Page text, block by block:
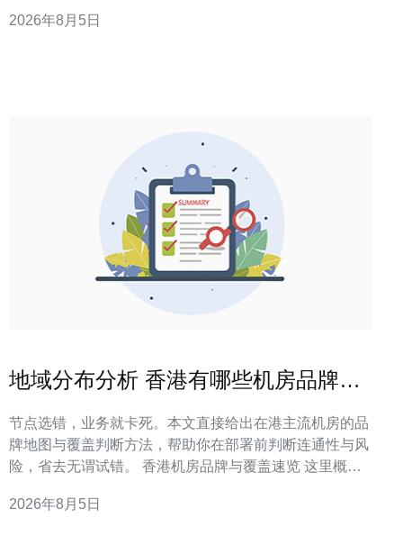
在于同时评估峰值吞吐、持续带宽与抖动丢包三项指标，
2026年8月5日
地域分布分析 香港有哪些机房品牌的
节点选错，业务就卡死。本文直接给出在港主流机房的品
牌地图与覆盖判断方法，帮助你在部署前判断连通性与风
险，省去无谓试错。 香港机房品牌与覆盖速览 这里概述
口点的分布特点和覆盖重点，便于快速对位判断。 常见营
2026年8月5日